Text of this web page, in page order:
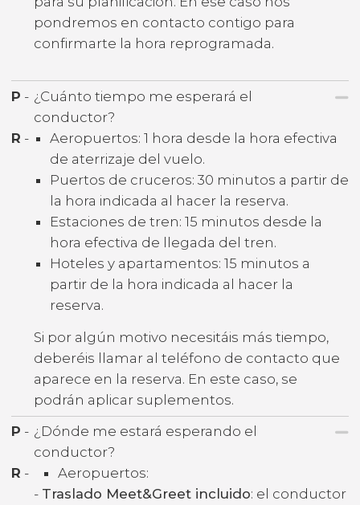
pondremos en contacto contigo para
confirmarte la hora reprogramada.
P - ¿Cuánto tiempo me esperará el
conductor?
R -
Aeropuertos: 1 hora desde la hora efectiva
de aterrizaje del vuelo.
Puertos de cruceros: 30 minutos a partir de
la hora indicada al hacer la reserva.
Estaciones de tren: 15 minutos desde la
hora efectiva de llegada del tren.
Hoteles y apartamentos: 15 minutos a
partir de la hora indicada al hacer la
reserva.
Si por algún motivo necesitáis más tiempo,
deberéis llamar al teléfono de contacto que
aparece en la reserva. En este caso, se
podrán aplicar suplementos.
P - ¿Dónde me estará esperando el
conductor?
R -
Aeropuertos:
- Traslado Meet&Greet incluido: el conductor